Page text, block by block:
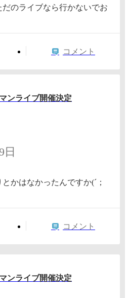
のライブなら行かないでお
コメント
ンライブ開催決定
日
かはなかったんですか(´；
コメント
ンライブ開催決定